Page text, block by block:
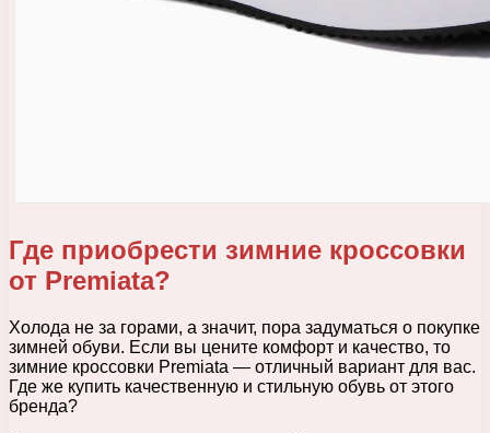
Где приобрести зимние кроссовки
от Premiata?
Холода не за горами, а значит, пора задуматься о покупке
зимней обуви. Если вы цените комфорт и качество, то
зимние кроссовки Premiata — отличный вариант для вас.
Где же купить качественную и стильную обувь от этого
бренда?